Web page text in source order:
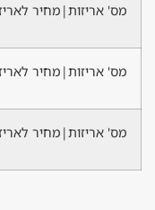
לאריזה
לאריזה
לאריזה